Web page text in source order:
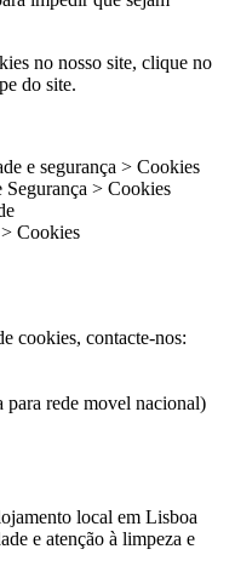
no nosso site, clique no
do site.
e segurança > Cookies
Segurança > Cookies
Cookies
cookies, contacte-nos:
rede movel nacional)
local em Lisboa
e atenção à limpeza e